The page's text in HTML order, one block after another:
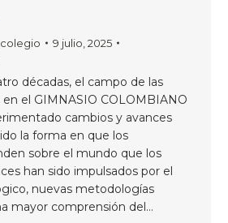
colegio
9 julio, 2025
décadas, el campo de las
en el GIMNASIO COLOMBIANO
cambios y avances
la forma en que los
sobre el mundo que los
han sido impulsados por el
nuevas metodologías
mayor comprensión del…